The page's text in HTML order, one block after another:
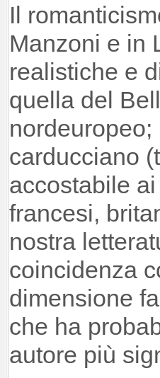
Il
Manzoni e in
realistiche e
quella del
carducciano
accostabile
francesi,
nostra
coincidenza
dimensione
che ha
autore più